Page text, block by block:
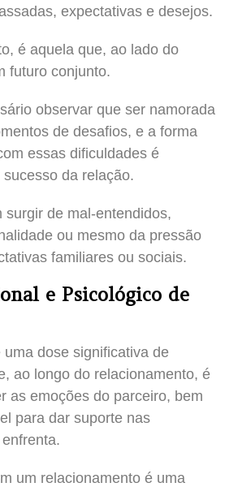
expectativas e desejos.
é aquela que, ao lado do
futuro conjunto.
observar que ser namorada
de desafios, e a forma
essas dificuldades é
da relação.
surgir de mal-entendidos,
ou mesmo da pressão
familiares ou sociais.
e Psicológico de
dose significativa de
ao longo do relacionamento, é
as emoções do parceiro, bem
para dar suporte nas
um relacionamento é uma